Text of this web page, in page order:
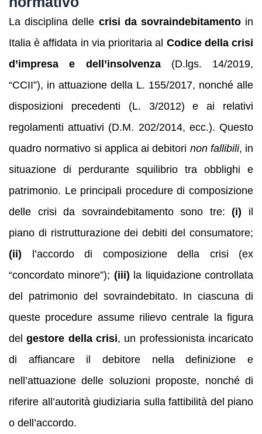
La disciplina delle crisi da sovraindebitamentoin
Italia è affidata in via prioritaria al Codice della crisi
d’impresa e dell’insolvenza(D.lgs. 14/2019,
“CCII”), in attuazione della L. 155/2017, nonché alle
disposizioni precedenti (L. 3/2012) e ai relativi
regolamenti attuativi (D.M. 202/2014, ecc.). Questo
quadro normativo si applica ai debitori non fallibili, in
situazione di perdurante squilibrio tra obblighi e
patrimonio. Le principali procedure di composizione
delle crisi da sovraindebitamento sono tre:(i) il
piano di ristrutturazione dei debiti del consumatore;
(ii) l’accordo di composizione della crisi (ex
“concordato minore”); (iii) la liquidazione controllata
del patrimonio del sovraindebitato. In ciascuna di
queste procedure assume rilievo centrale la figura
delgestore della crisi, un professionista incaricato
di affiancare il debitore nella definizione e
nell’attuazione delle soluzioni proposte, nonché di
riferire all’autorità giudiziaria sulla fattibilità del piano
o dell’accordo.